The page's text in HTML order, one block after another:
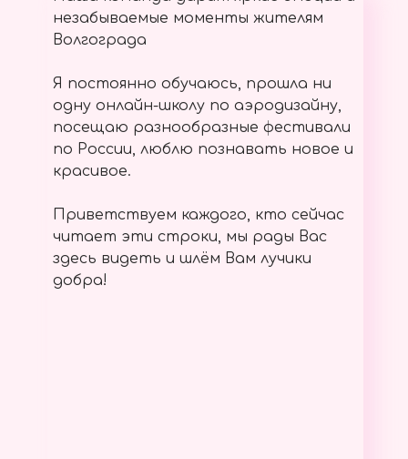
незабываемые моменты жителям
Волгограда
Я постоянно обучаюсь, прошла ни
одну онлайн-школу по аэродизайну,
посещаю разнообразные фестивали
по России, люблю познавать новое и
красивое.
Приветствуем каждого, кто сейчас
читает эти строки, мы рады Вас
здесь видеть и шлём Вам лучики
добра!